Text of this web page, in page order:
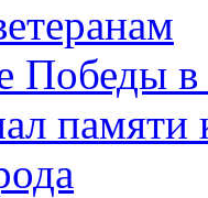
Победы
памяти